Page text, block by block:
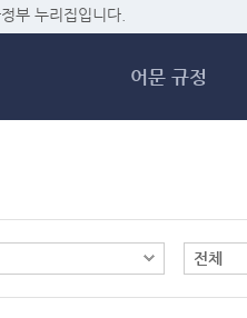
부 누리집입니다.
어문 규정